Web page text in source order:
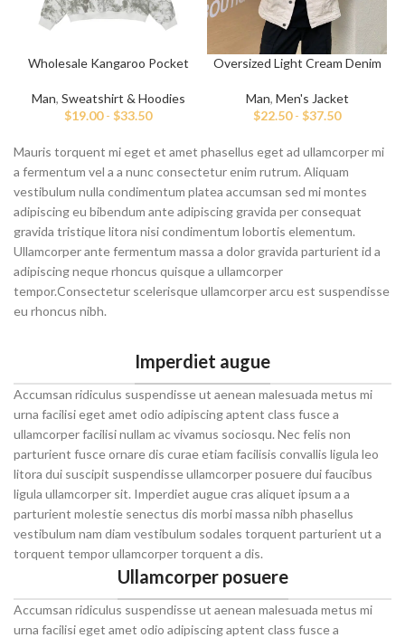
Wholesale Kangaroo Pocket
Man, Sweatshirt & Hoodies
$19.00- $33.50
Oversized Light Cream Denim
Man, Men's Jacket
$22.50- $37.50
Mauris torquent mi eget et amet phasellus eget ad ullamcorper mi
a fermentum vel a a nunc consectetur enim rutrum. Aliquam
vestibulum nulla condimentum platea accumsan sed mi montes
adipiscing eu bibendum ante adipiscing gravida per consequat
gravida tristique litora nisi condimentum lobortis elementum.
Ullamcorper ante fermentum massa a dolor gravida parturient id a
adipiscing neque rhoncus quisque a ullamcorper
tempor.Consectetur scelerisque ullamcorper arcu est suspendisse
eu rhoncus nibh.
Imperdiet augue
Accumsan ridiculus suspendisse ut aenean malesuada metus mi
urna facilisi eget amet odio adipiscing aptent class fusce a
ullamcorper facilisi nullam ac vivamus sociosqu. Nec felis non
parturient fusce ornare dis curae etiam facilisis convallis ligula leo
litora dui suscipit suspendisse ullamcorper posuere dui faucibus
ligula ullamcorper sit. Imperdiet augue cras aliquet ipsum a a
parturient molestie senectus dis morbi massa nibh phasellus
vestibulum nam diam vestibulum sodales torquent parturient ut a
torquent tempor ullamcorper torquent a dis.
Ullamcorper posuere
Accumsan ridiculus suspendisse ut aenean malesuada metus mi
urna facilisi eget amet odio adipiscing aptent class fusce a